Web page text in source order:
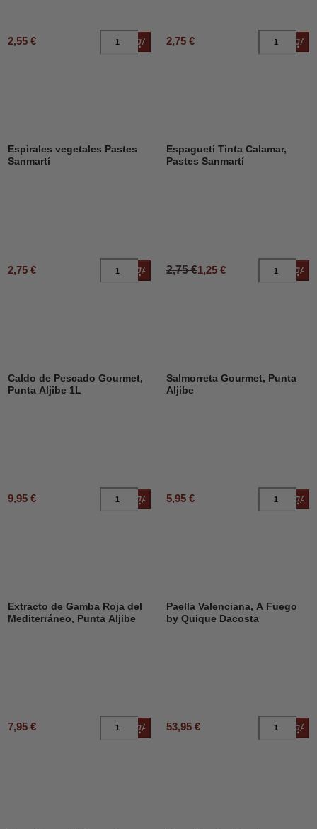
2,55 € Añadir al carrito
2,75 €
Espirales vegetales Pastes
Sanmartí
2,75 € Añadir al carrito
DESCUENTO55%
Espagueti Tinta Calamar,
Pastes Sanmartí
2,75 €1,25 €
Caldo de Pescado Gourmet,
Punta Aljibe 1L
9,95 € Añadir al carrito
Salmorreta Gourmet, Punta
Aljibe
5,95 €
Extracto de Gamba Roja del
Mediterráneo, Punta Aljibe
7,95 € Añadir al carrito
Paella Valenciana, A Fuego
by Quique Dacosta
53,95 €